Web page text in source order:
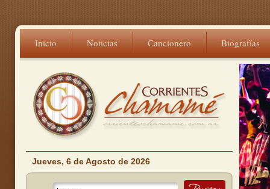
Inicio Noticias Cancionero Biografías
Jueves, 6 de Agosto de 2026